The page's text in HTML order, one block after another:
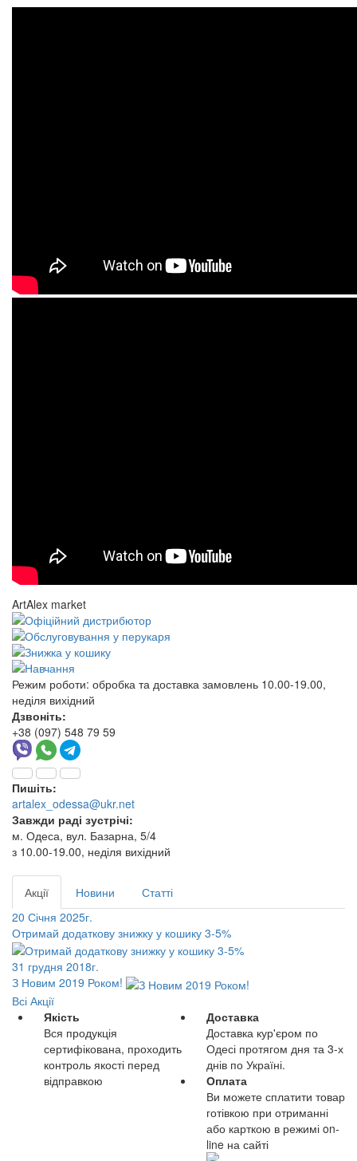
ArtAlex market
Режим роботи: обробка та доставка замовлень 10.00-19.00,
неділя вихідний
Дзвоніть:
+38 (097) 548 79 59
Пишіть:
artalex_odessa@ukr.net
Завжди раді зустрічі:
м. Одеса, вул. Базарна, 5/4
з 10.00-19.00, неділя вихідний
Акції Новини
Статті
20 Січня 2025г.
Отримай додаткову знижку у кошику 3-5%
31 грудня 2018г.
З Новим 2019 Роком!
Всі Акції
Якість
Вся продукція
сертифікована, проходить
контроль якості перед
відправкою
Доставка
Доставка кур'єром по
Одесі протягом дня та 3-х
днів по Україні.
Оплата
Ви можете сплатити товар
готівкою при отриманні
або карткою в режимі on-
line на сайті